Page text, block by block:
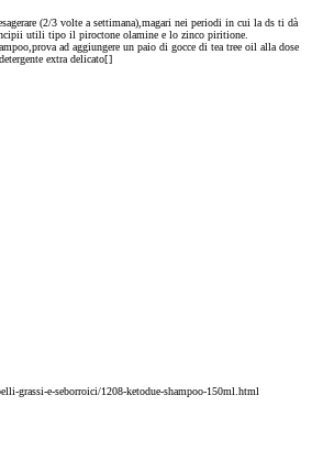
(2/3 volte a settimana),magari nei periodi in cui la ds ti dà
utili tipo il piroctone olamine e lo zinco piritione.
ad aggiungere un paio di gocce di tea tree oil alla dose
extra delicato[]
grassi-e-seborroici/1208-ketodue-shampoo-150ml.html